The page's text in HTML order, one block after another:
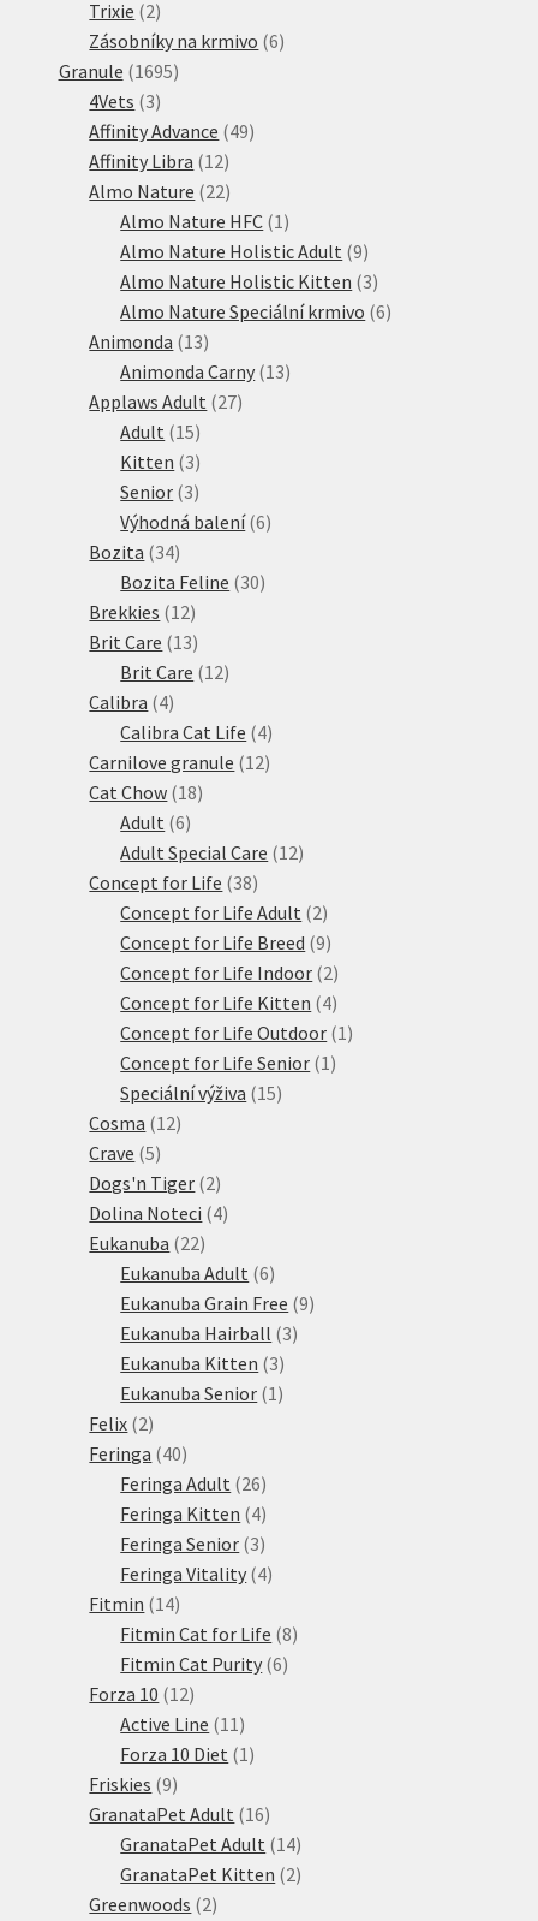
produktů
Trixie 22
produkty
Zásobníky na krmivo 66
Granule 16951695
4Vets 33
produkty
Affinity Advance 4949
Affinity Libra 1212
produktů
Almo Nature 2222
produktů
Almo Nature HFC 1 1
produkt
Almo Nature Holistic Adult 99
produktů
Almo Nature Holistic Kitten 33
produkty
Almo Nature Speciální krmivo 66
Animonda 1313
produktů
Animonda Carny 1313
Applaws Adult 2727
Adult 1515
produktů
Kitten 33
produkty
Senior 33
produkty
Výhodná balení 66
Bozita 3434
produktů
Bozita Feline 3030
Brekkies 1212
produktů
Brit Care 1313
produktů
Brit Care 1212
Calibra 44
produkty
Calibra Cat Life 44
produkty
Carnilove granule 1212
Cat Chow 1818
Adult 66
produktů
Adult Special Care 1212
Concept for Life 3838
produktů
Concept for Life Adult 22
produkty
Concept for Life Breed 99
produktů
Concept for Life Indoor 22
produkty
Concept for Life Kitten 44
produkty
Concept for Life Outdoor 1 1
Concept for Life Senior 1 1
Speciální výživa 1515
Cosma 1212
Crave 55
produktů
Dogs'n Tiger 22
produkty
Dolina Noteci 44
Eukanuba 2222
produktů
Eukanuba Adult 66
produktů
Eukanuba Grain Free 99
Eukanuba Hairball 33
Eukanuba Kitten 33
produkty
Eukanuba Senior 1 1
Felix 22
produkty
Feringa 4040
produktů
Feringa Adult 2626
produktů
Feringa Kitten 44
produkty
Feringa Senior 33
produkty
Feringa Vitality 44
Fitmin 1414
produktů
Fitmin Cat for Life 88
Fitmin Cat Purity 66
Forza 10 1212
produktů
Active Line 11 11
produktů
Forza 10 Diet 1 1
Friskies 99
produktů
GranataPet Adult 1616
produktů
GranataPet Adult 1414
produktů
GranataPet Kitten 22
Greenwoods 22